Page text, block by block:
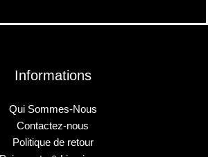
Informations
Qui Sommes-Nous
Contactez-nous
Politique de retour